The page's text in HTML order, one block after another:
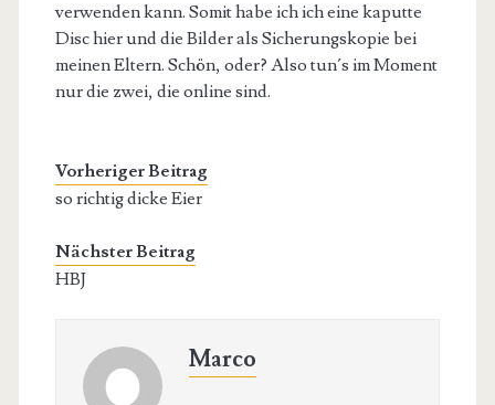
verwenden kann. Somit habe ich ich eine kaputte
Disc hier und die Bilder als Sicherungskopie bei
meinen Eltern. Schön, oder? Also tun´s im Moment
nur die zwei, die online sind.
Vorheriger Beitrag
so richtig dicke Eier
Nächster Beitrag
HBJ
Marco